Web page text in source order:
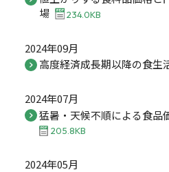
場
234.0KB
2024年09月
高度経済成長期以降の食生
2024年07月
猛暑・天候不順による食品
205.8KB
2024年05月